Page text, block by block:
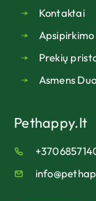
Kontaktai
Prekių
Asmens
Pethappy.lt